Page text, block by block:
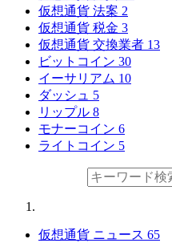
仮想通貨 法案 2
仮想通貨 税金 3
仮想通貨 交換業者 13
ビットコイン 30
イーサリアム 10
ダッシュ 5
リップル 8
モナーコイン 6
ライトコイン 5
仮想通貨 ニュース 65